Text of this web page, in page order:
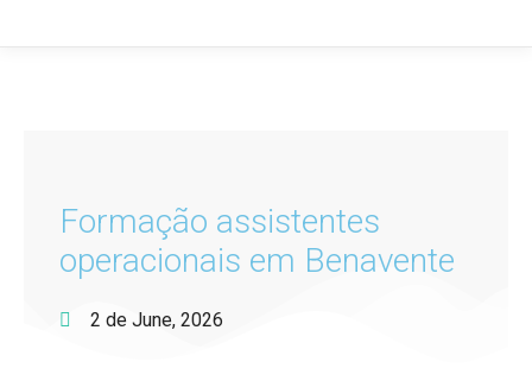
Formação assistentes
operacionais em Benavente
2 de June, 2026